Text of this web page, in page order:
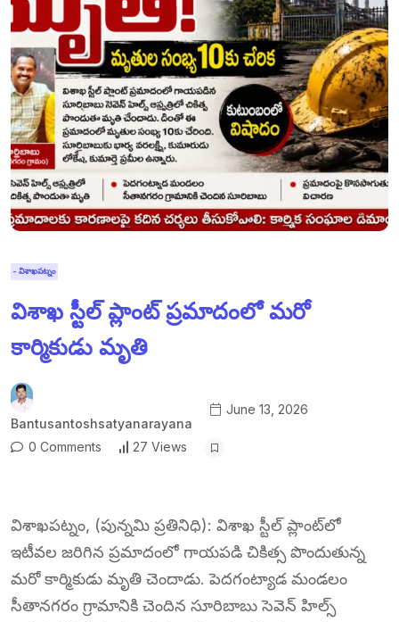
- విశాఖపట్నం
విశాఖ స్టీల్ ప్లాంట్ ప్రమాదంలో మరో
కార్మికుడు మృతి
Bantusantoshsatyanarayana
June 13, 2026
0 Comments 27 Views
విశాఖపట్నం, (పున్నమి ప్రతినిధి): విశాఖ స్టీల్ ప్లాంట్‌లో
ఇటీవల జరిగిన ప్రమాదంలో గాయపడి చికిత్స పొందుతున్న
మరో కార్మికుడు మృతి చెందాడు. పెదగంట్యాడ మండలం
సీతానగరం గ్రామానికి చెందిన సూరిబాబు సెవెన్ హిల్స్